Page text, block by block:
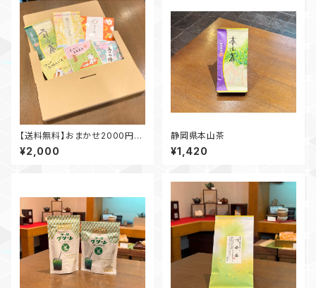
【送料無料】おまかせ2000円セ
ット
¥2,000
静岡県本山茶
¥1,420